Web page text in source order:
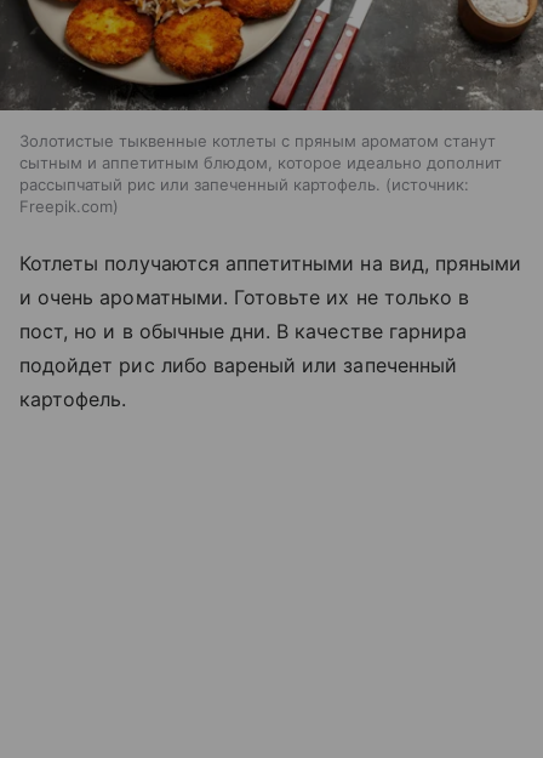
Золотистые тыквенные котлеты с пряным ароматом станут
сытным и аппетитным блюдом, которое идеально дополнит
рассыпчатый рис или запеченный картофель.
источник:
Freepik.com
Котлеты получаются аппетитными на вид, пряными
и очень ароматными. Готовьте их не только в
пост, но и в обычные дни. В качестве гарнира
подойдет рис либо вареный или запеченный
картофель.